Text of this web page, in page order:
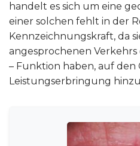
handelt es sich um eine
einer solchen fehlt in der
Kennzeichnungskraft, da
angesprochenen Verkehrs
– Funktion haben, auf den
Leistungserbringung